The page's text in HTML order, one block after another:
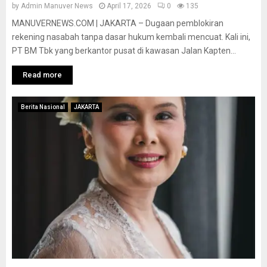
by Admin Manuver News April 17, 2026 0 135
MANUVERNEWS.COM | JAKARTA – Dugaan pemblokiran
rekening nasabah tanpa dasar hukum kembali mencuat. Kali ini,
PT BM Tbk yang berkantor pusat di kawasan Jalan Kapten...
Read more
Berita Nasional JAKARTA